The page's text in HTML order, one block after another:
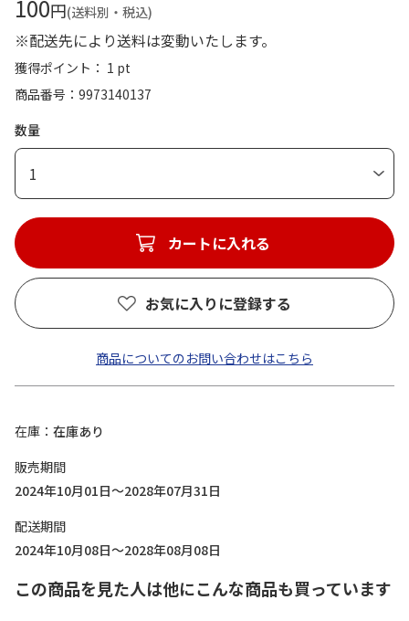
100円(送料別・税込)
※配送先により送料は変動いたします。
獲得ポイント： 1 pt
商品番号
9973140137
数量
1
カートに入れる
お気に入りに登録する
商品についてのお問い合わせはこちら
在庫
在庫あり
販売期間
2024年10月01日～2028年07月31日
配送期間
2024年10月08日～2028年08月08日
この商品を見た人は他にこんな商品も買っています